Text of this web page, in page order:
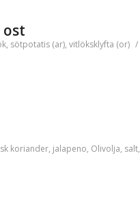
, sötpotatis (ar), vitlöksklyfta (or) /
koriander, jalapeno, Olivolja, salt,